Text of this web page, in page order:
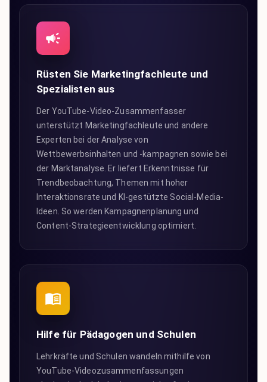
Rüsten Sie Marketingfachleute und
Spezialisten aus
Der YouTube-Video-Zusammenfasser
unterstützt Marketingfachleute und andere
Experten bei der Analyse von
Wettbewerbsinhalten und -kampagnen sowie bei
der Marktanalyse. Er liefert Erkenntnisse für
Trendbeobachtung, Themen mit hoher
Interaktionsrate und KI-gestützte Social-Media-
Ideen. So werden Kampagnenplanung und
Content-Strategieentwicklung optimiert.
Hilfe für Pädagogen und Schulen
Lehrkräfte und Schulen wandeln mithilfe von
YouTube-Videozusammenfassungen